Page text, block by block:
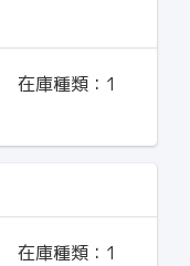
在庫種類： 1
在庫種類： 1